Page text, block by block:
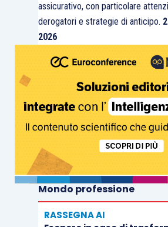
essere, ovviamente, data
negativa). Peraltro, le
disponibile” trascritte
presuppongono
delle dinamiche relative
personale aziendale:
affatto scontata, oltreché
Inoltre, laddove la nuova
non fosse disponibile, al
coinvolto parrebbe
possibilità di effettuare la
così fosse la previsione in
assicurativo, con particolare
derogatori e strategie di anticipo.
2026
Mondo professione
RASSEGNA AI